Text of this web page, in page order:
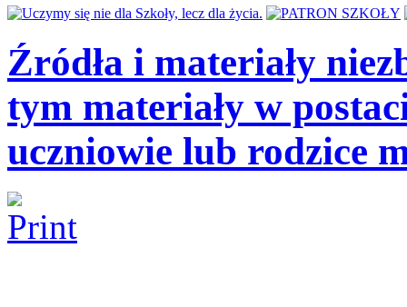
Źródła i materiały
tym materiały w
uczniowie lub rodzice